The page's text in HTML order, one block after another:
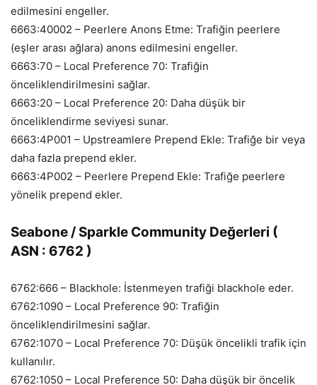
edilmesini engeller.
6663:40002 – Peerlere Anons Etme: Trafiğin peerlere
(eşler arası ağlara) anons edilmesini engeller.
6663:70 – Local Preference 70: Trafiğin
önceliklendirilmesini sağlar.
6663:20 – Local Preference 20: Daha düşük bir
önceliklendirme seviyesi sunar.
6663:4P001 – Upstreamlere Prepend Ekle: Trafiğe bir veya
daha fazla prepend ekler.
6663:4P002 – Peerlere Prepend Ekle: Trafiğe peerlere
yönelik prepend ekler.
Seabone / Sparkle Community Değerleri (
ASN : 6762 )
6762:666 – Blackhole: İstenmeyen trafiği blackhole eder.
6762:1090 – Local Preference 90: Trafiğin
önceliklendirilmesini sağlar.
6762:1070 – Local Preference 70: Düşük öncelikli trafik için
kullanılır.
6762:1050 – Local Preference 50: Daha düşük bir öncelik